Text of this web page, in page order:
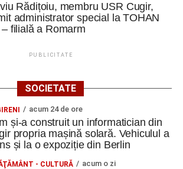
Rădițoiu, membru USR Cugir,
administrator special la TOHAN
– filială a Romarm
PUBLICITATE
SOCIETATE
acum 24 de ore
și-a construit un informatician din
propria mașină solară. Vehiculul a
și la o expoziție din Berlin
- CULTURĂ acum o zi